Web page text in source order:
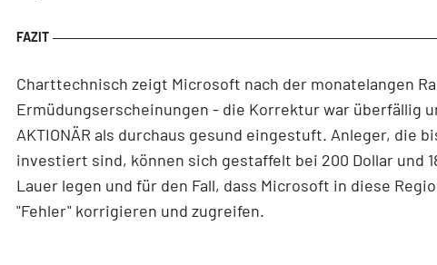
Charttechnisch zeigt Microsoft nach der monatelangen
Ermüdungserscheinungen - die Korrektur war überfällig
AKTIONÄR als durchaus gesund eingestuft. Anleger, die
investiert sind, können sich gestaffelt bei 200 Dollar und
Lauer legen und für den Fall, dass Microsoft in diese
"Fehler" korrigieren und zugreifen.